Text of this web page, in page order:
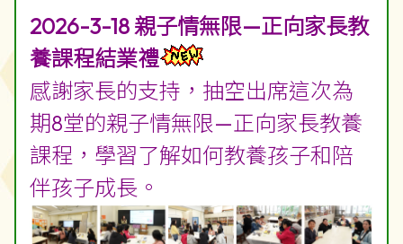
2026-3-18 親子情無限—正向家長教
養課程結業禮
感謝家長的支持，抽空出席這次為
期8堂的親子情無限—正向家長教養
課程，學習了解如何教養孩子和陪
伴孩子成長。